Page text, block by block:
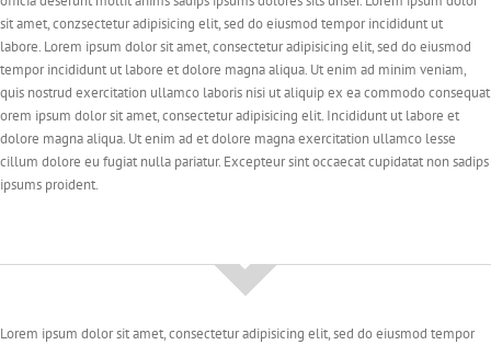
sit amet, conzsectetur adipisicing elit, sed do eiusmod tempor incididunt ut
labore. Lorem ipsum dolor sit amet, consectetur adipisicing elit, sed do eiusmod
tempor incididunt ut labore et dolore magna aliqua. Ut enim ad minim veniam,
quis nostrud exercitation ullamco laboris nisi ut aliquip ex ea commodo consequat
orem ipsum dolor sit amet, consectetur adipisicing elit. Incididunt ut labore et
dolore magna aliqua. Ut enim ad et dolore magna exercitation ullamco lesse
cillum dolore eu fugiat nulla pariatur. Excepteur sint occaecat cupidatat non sadips
ipsums proident.
Lorem ipsum dolor sit amet, consectetur adipisicing elit, sed do eiusmod tempor